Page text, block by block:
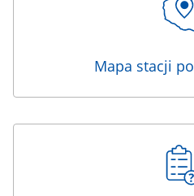
Mapa stacji